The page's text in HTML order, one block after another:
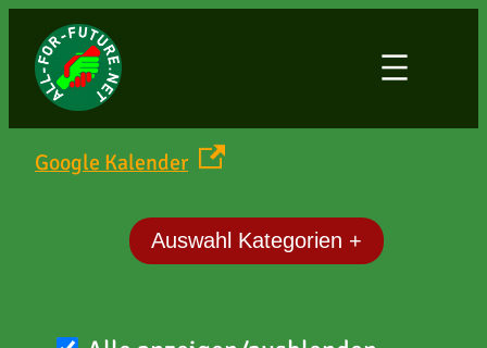
Zum
Inhalt
springen
Google Kalender
Auswahl Kategorien +